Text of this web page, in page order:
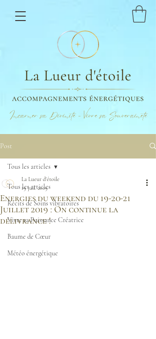
Incarner sa Divinité - Vivre sa Souveraineté
Post
Tous les articles
Récits de Soins vibratoires
Vivre sa Puissance Créatrice
Baume de Cœur
Météo énergétique
Tous les articles
Energies du weekend du 19-20-21
Juillet 2019 : On continue la
délivrance !
La Lueur d'étoile
19 juil. 2019